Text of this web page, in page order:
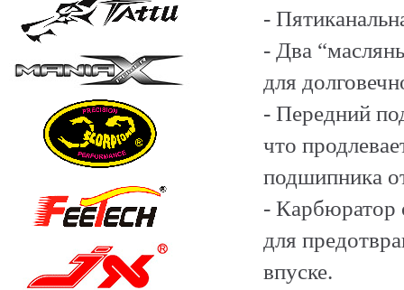
-
- Два
для
- Передний
что
подшипника
- Карбюратор
для
впуске.